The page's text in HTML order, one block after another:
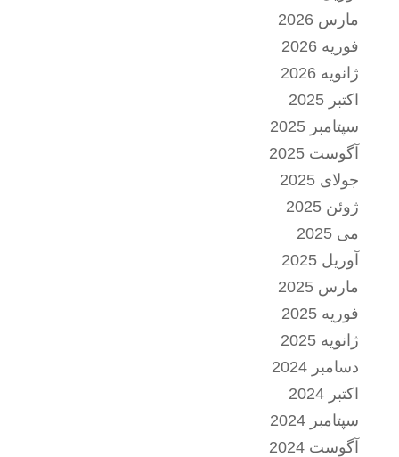
مارس 2026
فوریه 2026
ژانویه 2026
اکتبر 2025
سپتامبر 2025
آگوست 2025
جولای 2025
ژوئن 2025
می 2025
آوریل 2025
مارس 2025
فوریه 2025
ژانویه 2025
دسامبر 2024
اکتبر 2024
سپتامبر 2024
آگوست 2024